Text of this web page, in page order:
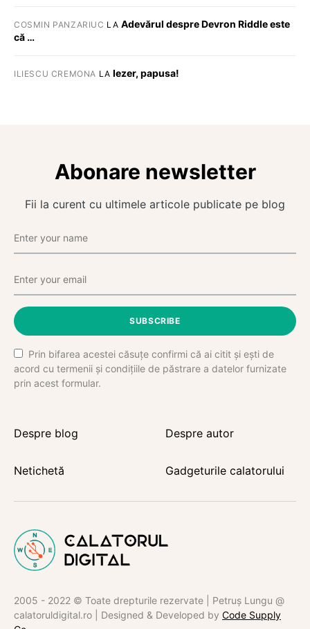
COSMIN PANZARIUC LA Adevărul despre Devron Riddle este
că …
ILIESCU CREMONA LA Iezer, papusa!
Abonare newsletter
Fii la curent cu ultimele articole publicate pe blog
SUBSCRIBE
Prin bifarea acestei căsuțe confirmi că ai citit și ești de
acord cu termenii și condițiile de păstrare a datelor furnizate
prin acest formular.
Despre blog Despre autor
Netichetă Gadgeturile calatorului
2005 - 2022 © Toate drepturile rezervate | Petruș Lungu @
calatoruldigital.ro | Designed & Developed by Code Supply